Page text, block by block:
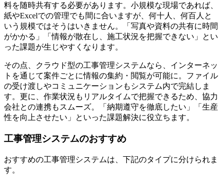
料を随時共有する必要があります。小規模な現場であれば、
紙やExcelでの管理でも間に合いますが、何十人、何百人と
いう規模ではそうはいきません。「写真や資料の共有に時間
がかかる」「情報が散在し、施工状況を把握できない」とい
った課題が生じやすくなります。
その点、クラウド型の工事管理システムなら、インターネッ
トを通じて案件ごとに情報の集約・閲覧が可能に。ファイル
の受け渡しやコミュニケーションもシステム内で完結しま
す。更に、作業状況もリアルタイムで把握できるため、協力
会社との連携もスムーズ。「納期遵守を徹底したい」「生産
性を向上させたい」といった課題解決に役立ちます。
工事管理システムのおすすめ
おすすめの工事管理システムは、下記のタイプに分けられま
す。